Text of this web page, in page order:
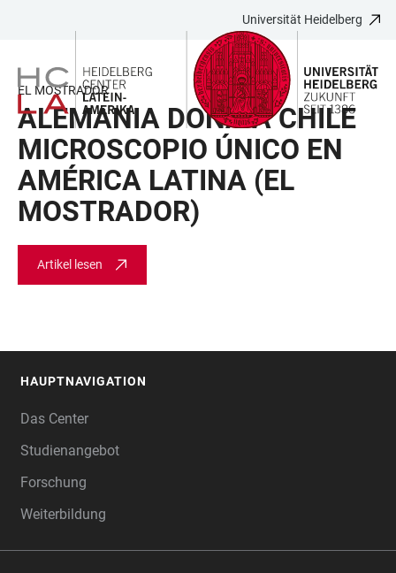
ZUR
BARRIEREFREIHEIT
Universität Heidelberg
EL MOSTRADOR
ALEMANIA DONA A CHILE
MICROSCOPIO ÚNICO EN
AMÉRICA LATINA (EL
MOSTRADOR)
Artikel lesen
HAUPTNAVIGATION
Das Center
Studienangebot
Forschung
Weiterbildung